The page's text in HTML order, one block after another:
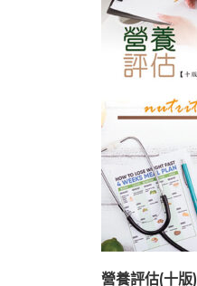
營養評估(十版)